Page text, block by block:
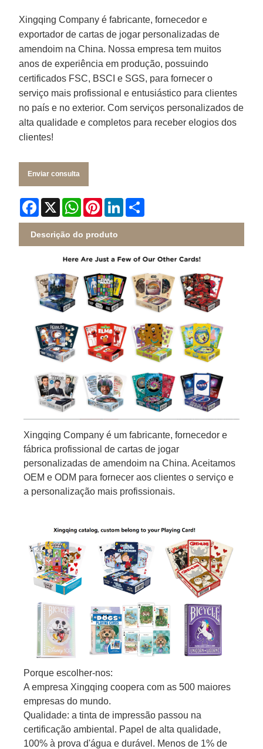
Xingqing Company é fabricante, fornecedor e
exportador de cartas de jogar personalizadas de
amendoim na China. Nossa empresa tem muitos
anos de experiência em produção, possuindo
certificados FSC, BSCI e SGS, para fornecer o
serviço mais profissional e entusiástico para clientes
no país e no exterior. Com serviços personalizados de
alta qualidade e completos para receber elogios dos
clientes!
Enviar consulta
Facebook
X WhatsApp
PinterestLinkedIn
Descrição do produto
Xingqing Company é um fabricante, fornecedor e
fábrica profissional de cartas de jogar
personalizadas de amendoim na China. Aceitamos
OEM e ODM para fornecer aos clientes o serviço e
a personalização mais profissionais.
Porque escolher-nos:
A empresa Xingqing coopera com as 500 maiores
empresas do mundo.
Qualidade: a tinta de impressão passou na
certificação ambiental. Papel de alta qualidade,
100% à prova d'água e durável. Menos de 1% de